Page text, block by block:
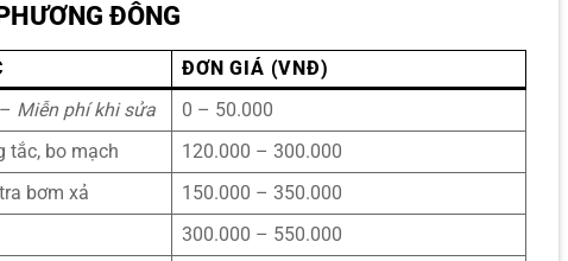
ĐÔNG
ĐƠN GIÁ (VNĐ)
Miễn phí khi sửa
0 – 50.000
tắc, bo mạch
120.000 – 300.000
bơm xả
150.000 – 350.000
300.000 – 550.000